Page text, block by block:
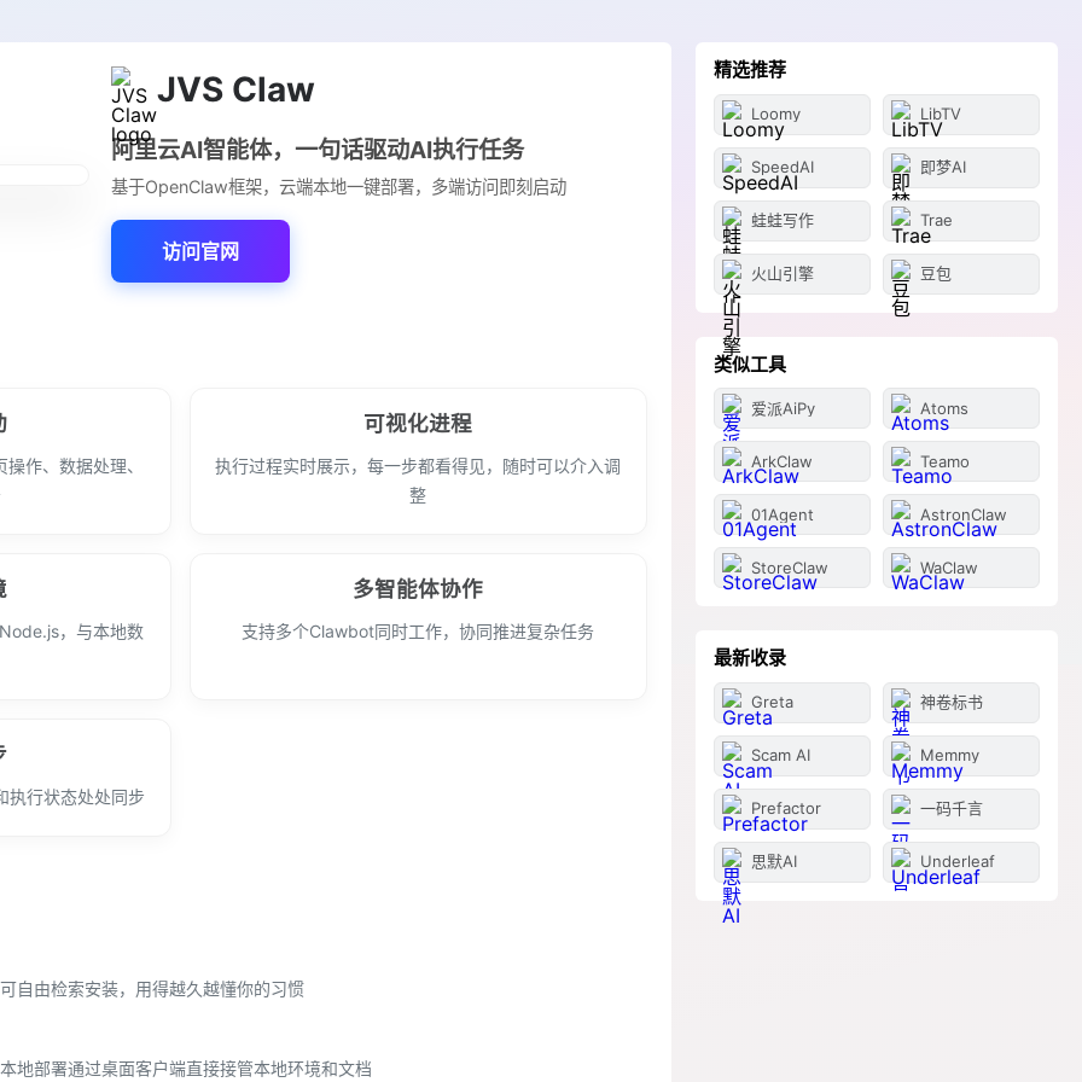
JVS Claw
阿里云AI智能体，一句话驱动AI执行任务
基于OpenClaw框架，云端本地一键部署，多端访问即刻启动
访问官网
作、数据处理、
可视化进程
执行过程实时展示，每一步都看得见，随时可以介入调
整
，与本地数
多智能体协作
支持多个Clawbot同时工作，协同推进复杂任务
执行状态处处同步
自由检索安装，用得越久越懂你的习惯
地部署通过桌面客户端直接接管本地环境和文档
精选推荐
Loomy LibTV
SpeedAI 即梦AI
蛙蛙写作 Trae
火山引擎 豆包
类似工具
爱派AiPy Atoms
ArkClaw Teamo
01Agent AstronClaw
StoreClaw WaClaw
最新收录
Greta 神卷标书
Scam AI Memmy
Prefactor 一码千言
思默AI Underleaf